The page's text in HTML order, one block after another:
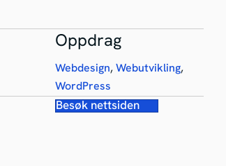
Oppdrag
Webdesign, Webutvikling,
WordPress
Besøk nettsiden